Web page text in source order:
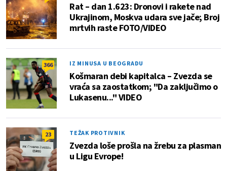
Rat – dan 1.623: Dronovi i rakete nad
Ukrajinom, Moskva udara sve jače; Broj
mrtvih raste FOTO/VIDEO
366 IZ MINUSA U BEOGRADU
Košmaran debi kapitalca – Zvezda se
vraća sa zaostatkom; "Da zaključimo o
Lukasenu..." VIDEO
23 TEŽAK PROTIVNIK
Zvezda loše prošla na žrebu za plasman
u Ligu Evrope!